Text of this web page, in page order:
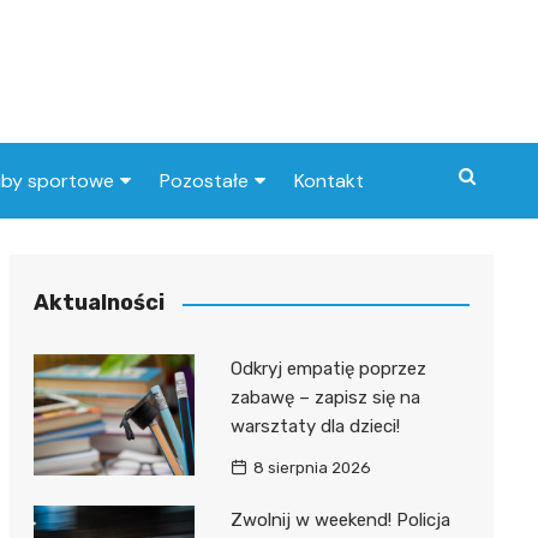
sportowe
piłkarski
Pozostałe Kontakt
Aktualności
Odkryj empatię poprzez
zabawę – zapisz się na
warsztaty dla dzieci!
8 sierpnia 2026
Zwolnij w weekend! Policja